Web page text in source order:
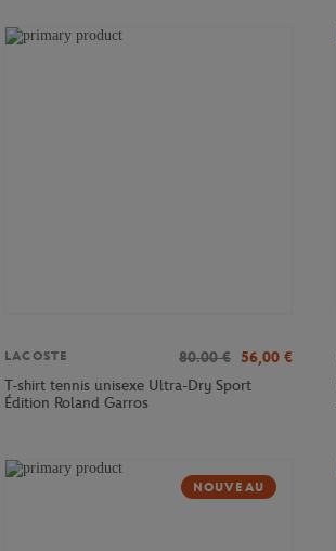
LACOSTE 80.00 € 56,00 €
T-shirt tennis unisexe Ultra-Dry Sport
Édition Roland Garros
NOUVEAU